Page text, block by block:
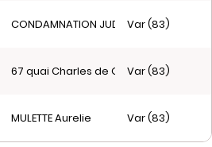
CONDAMNATION JUDICIAIRE
Var (83)
67 quai Charles de Gaulle 83150
Var (83)
MULETTE Aurelie Var (83)